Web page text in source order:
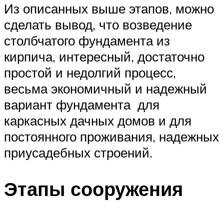
Из описанных выше этапов, можно
сделать вывод, что возведение
столбчатого фундамента из
кирпича, интересный, достаточно
простой и недолгий процесс,
весьма экономичный и надежный
вариант фундамента для
каркасных дачных домов и для
постоянного проживания, надежных
приусадебных строений.
Этапы сооружения